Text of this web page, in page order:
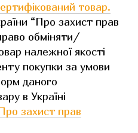
товар.
“Про захист прав
обміняти/
належної якості
покупки за умови
даного
в Україні
захист прав